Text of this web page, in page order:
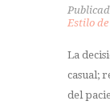
Estilo
La
casual;
del